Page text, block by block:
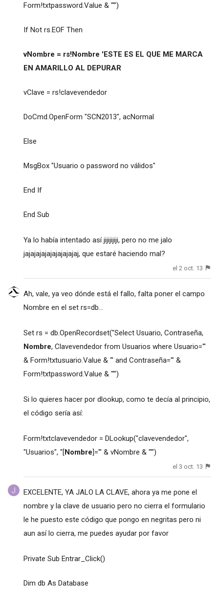
Form!txtpassword.Value & "'")
If Not rs.EOF Then
vNombre = rs!Nombre 'ESTE ES EL QUE ME MARCA
EN AMARILLO AL DEPURAR
vClave = rs!clavevendedor
DoCmd.OpenForm "SCN2013", acNormal
Else
MsgBox "Usuario o password no válidos"
End If
End Sub
Ya lo había intentado así jijijijiji, pero no me jalo
jajajajajajajajajajaj, que estaré haciendo mal?
el 2 oct. 13
Ah, vale, ya veo dónde está el fallo, falta poner el campo
Nombre en el set rs=db...
Set rs = db.OpenRecordset("Select Usuario, Contraseña,
Nombre, Clavevendedor from Usuarios where Usuario='"
& Form!txtusuario.Value & "' and Contraseña='" &
Form!txtpassword.Value & "'")
Si lo quieres hacer por dlookup, como te decía al principio,
el código sería así:
Form!txtclavevendedor = DLookup("clavevendedor",
"Usuarios", "[Nombre]='" & vNombre & "'")
el 3 oct. 13
EXCELENTE, YA JALO LA CLAVE, ahora ya me pone el
nombre y la clave de usuario pero no cierra el formulario
le he puesto este código que pongo en negritas pero ni
aun así lo cierra, me puedes ayudar por favor
Private Sub Entrar_Click()
Dim db As Database